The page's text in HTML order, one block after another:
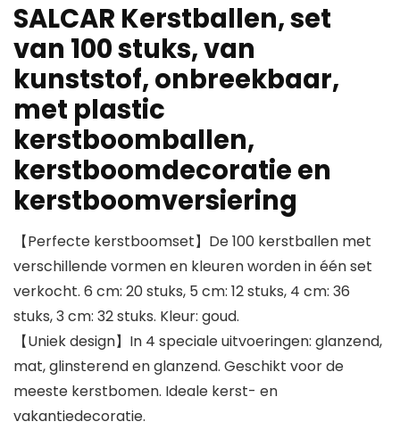
SALCAR Kerstballen, set
van 100 stuks, van
kunststof, onbreekbaar,
met plastic
kerstboomballen,
kerstboomdecoratie en
kerstboomversiering
【Perfecte kerstboomset】De 100 kerstballen met
verschillende vormen en kleuren worden in één set
verkocht. 6 cm: 20 stuks, 5 cm: 12 stuks, 4 cm: 36
stuks, 3 cm: 32 stuks. Kleur: goud.
【Uniek design】In 4 speciale uitvoeringen: glanzend,
mat, glinsterend en glanzend. Geschikt voor de
meeste kerstbomen. Ideale kerst- en
vakantiedecoratie.